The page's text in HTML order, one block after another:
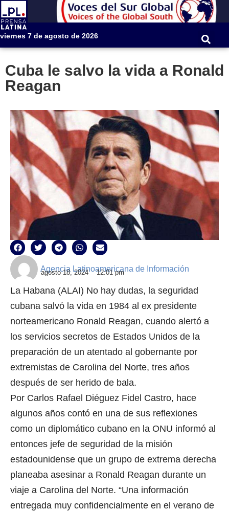
viernes 7 de agosto de 2026
Cuba le salvo la vida a Ronald
Reagan
Agencia Latinoamericana de Información
agosto 18, 2024 12:01 pm
La Habana (ALAI) No hay dudas, la seguridad
cubana salvó la vida en 1984 al ex presidente
norteamericano Ronald Reagan, cuando alertó a
los servicios secretos de Estados Unidos de la
preparación de un atentado al gobernante por
extremistas de Carolina del Norte, tres años
después de ser herido de bala.
Por Carlos Rafael Diéguez Fidel Castro, hace
algunos años contó en una de sus reflexiones
como un diplomático cubano en la ONU informó al
entonces jefe de seguridad de la misión
estadounidense que un grupo de extrema derecha
planeaba asesinar a Ronald Reagan durante un
viaje a Carolina del Norte. “Una información
entregada muy confidencialmente en el verano de